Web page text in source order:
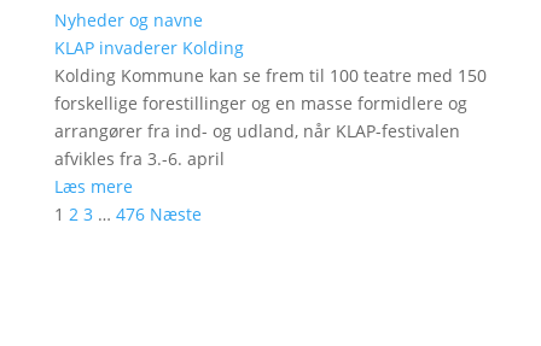
Nyheder og navne
KLAP invaderer Kolding
Kolding Kommune kan se frem til 100 teatre med 150
forskellige forestillinger og en masse formidlere og
arrangører fra ind- og udland, når KLAP-festivalen
afvikles fra 3.-6. april
Læs mere
1 2 3 … 476 Næste